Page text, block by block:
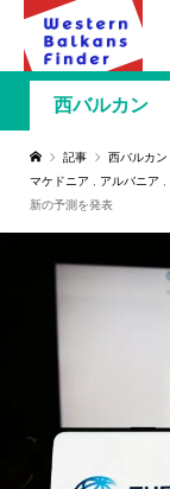
西バルカン
記事 西バルカン
マケドニア
アルバニア
新の予測を発表